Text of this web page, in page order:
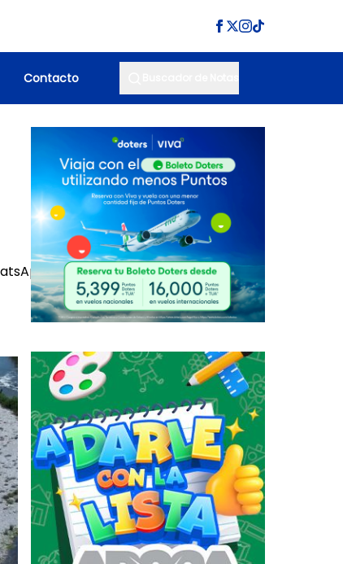
Contacto